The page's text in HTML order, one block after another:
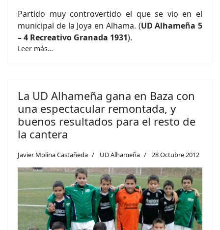
Partido muy controvertido el que se vio en el
municipal de la Joya en Alhama. (UD Alhameña 5
– 4 Recreativo Granada 1931).
Leer más…
La UD Alhameña gana en Baza con
una espectacular remontada, y
buenos resultados para el resto de
la cantera
Javier Molina Castañeda UD Alhameña 28 Octubre 2012